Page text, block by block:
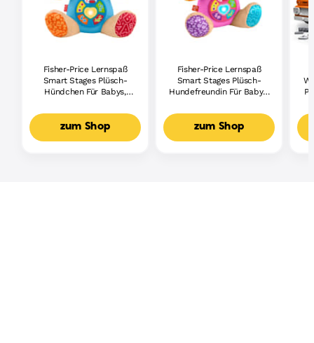
Fisher-Price Lernspaß
Smart Stages Plüsch-
Hündchen Für Babys,
Lernspielzeug,
Mehrsprachige Version
zum Shop
Fisher-Price Lernspaß
Smart Stages Plüsch-
Hundefreundin Für Babys,
Lernspielzeug,
Mehrsprachige Version
zum Shop